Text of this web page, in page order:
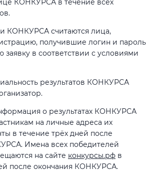
КОНКУРСА в течение всех
КОНКУРСА считаются лица,
получившие логин и пароль
в соответствии с условиями
результатов КОНКУРСА
о результатах КОНКУРСА
на личные адреса их
в течение трёх дней после
Имена всех победителей
на сайте конкурсы.рф в
после окончания КОНКУРСА.